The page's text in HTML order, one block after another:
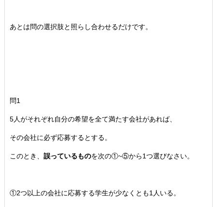
あとは問の選択肢と照らし合わせるだけです。
問1
5人がそれぞれ自分の希望を全て満たす会社があれば、
その会社に必ず応募するとする。
このとき、 誤っているものを次の①~⑤から1つ選びなさい。
①2つ以上の会社に応募する学生が少なくとも1人いる。